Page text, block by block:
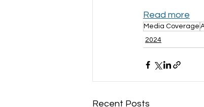
Read more
Media Coverage
2024
Recent Posts